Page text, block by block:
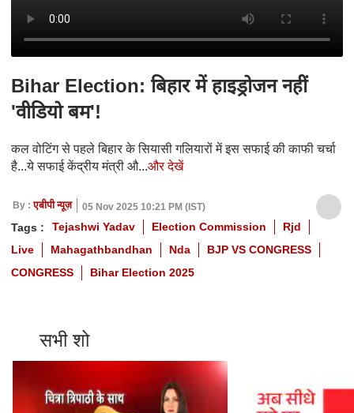
Bihar Election: बिहार में हाइड्रोजन नहीं
'वीडियो बम'!
कल वोटिंग से पहले बिहार के सियासी गलियारों में इस सफाई की काफी चर्चा
है...ये सफाई केंद्रीय मंत्री औ...और देखें
By : एबीपी न्यूज़ 05 Nov 2025 10:21 PM (IST)
Tags : Tejashwi Yadav Election Commission
Rjd
Live
Mahagathbandhan Nda
BJP VS CONGRESS
CONGRESS
Bihar Election 2025
सभी शो